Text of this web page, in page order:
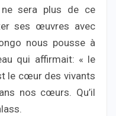
ne sera plus de ce
ses œuvres avec
nous pousse à
qui affirmait: « le
le cœur des vivants
nos cœurs. Qu’il